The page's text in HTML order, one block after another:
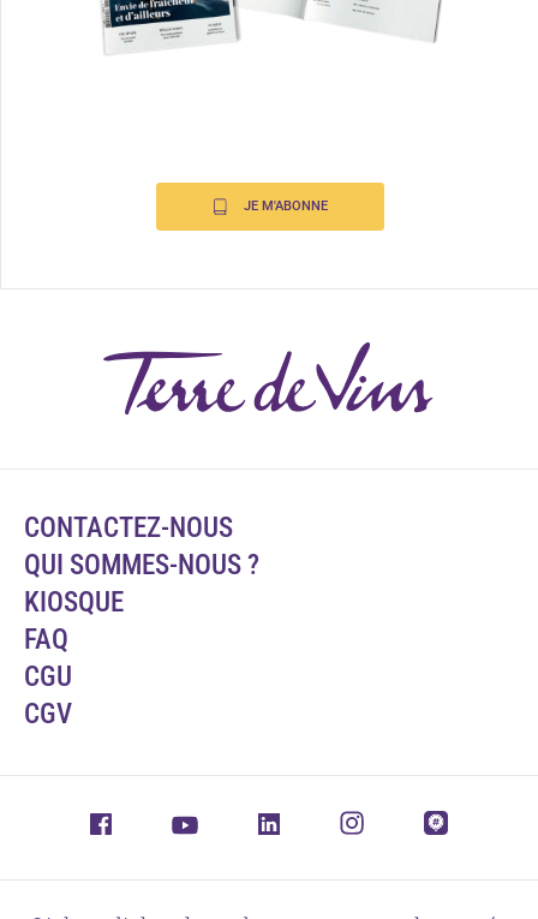
JE M'ABONNE
CONTACTEZ-NOUS
QUI SOMMES-NOUS ?
KIOSQUE
FAQ
CGU
CGV